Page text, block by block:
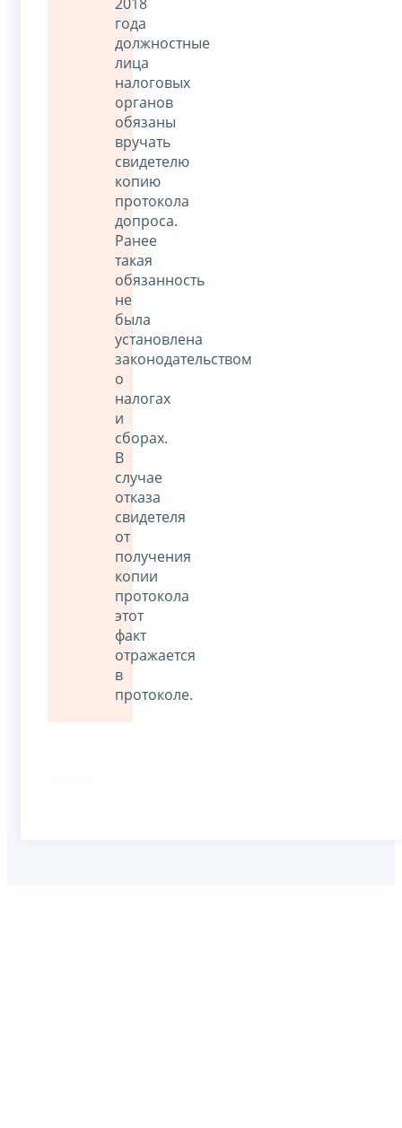
года
должностные
лица
налоговых
органов
обязаны
вручать
свидетелю
копию
протокола
допроса.
Ранее
такая
обязанность
не
была
установлена
законодательством
о
налогах
и
сборах.
В
случае
отказа
свидетеля
от
получения
копии
протокола
этот
факт
отражается
в
протоколе.